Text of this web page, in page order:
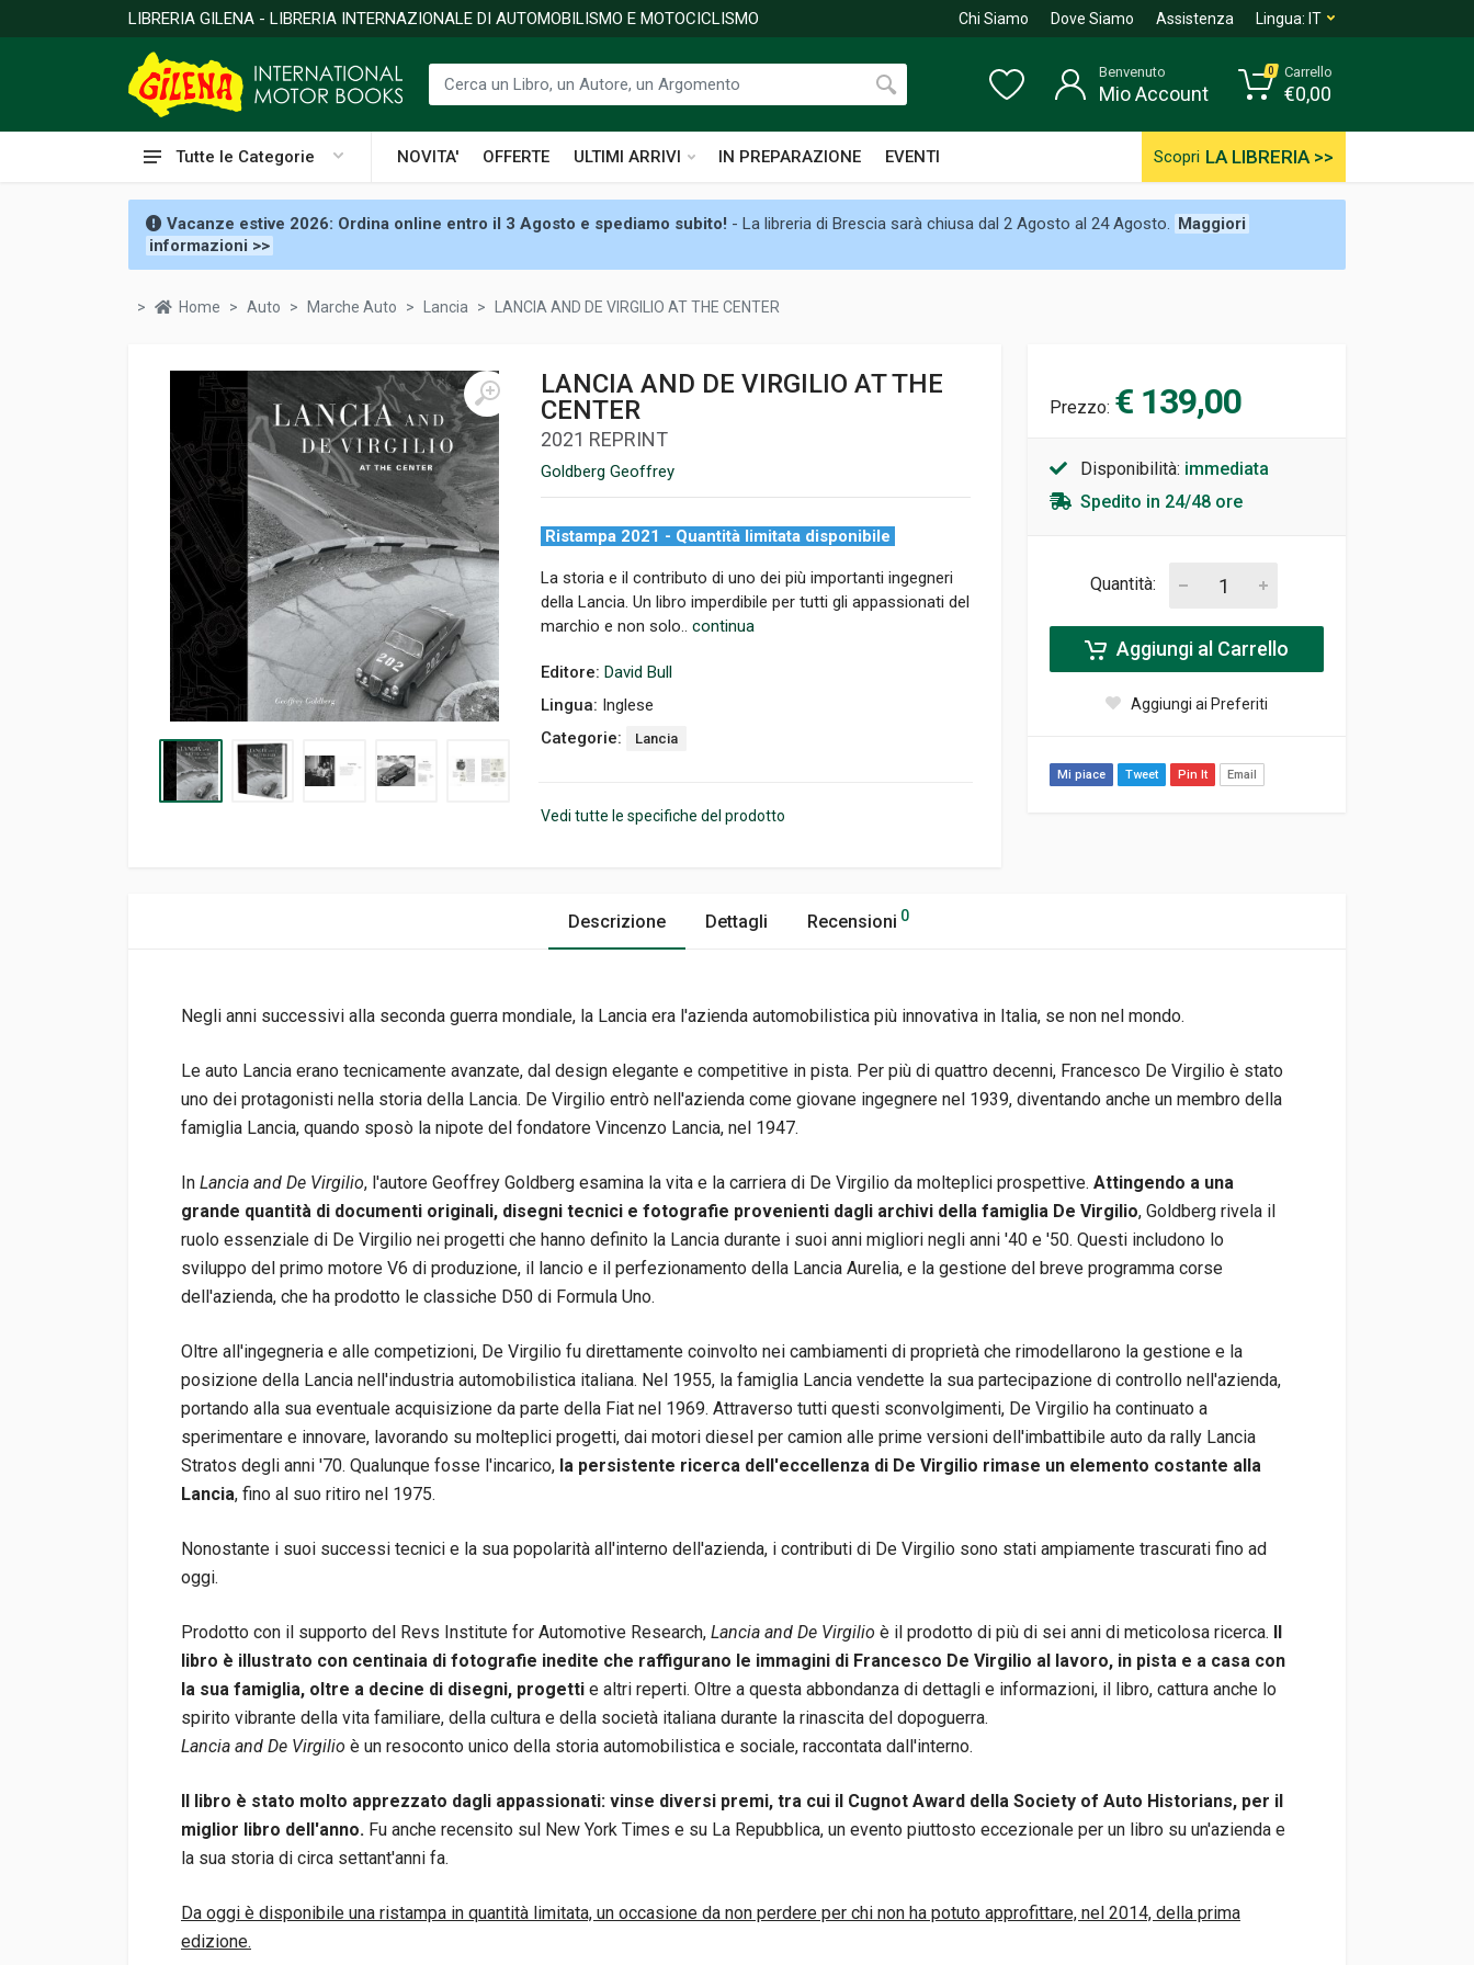
LIBRERIA GILENA - LIBRERIA INTERNAZIONALE DI AUTOMOBILISMO E MOTOCICLISMO Chi Siamo Dove Siamo Assistenza Lingua: IT
Tutte le Categorie NOVITA' OFFERTE ULTIMI ARRIVI IN PREPARAZIONE EVENTI Scopri LA LIBRERIA >>
Benvenuto
Mio Account
0 Carrello
€0,00
Vacanze estive 2026: Ordina online entro il 3 Agosto e spediamo subito! - La libreria di Brescia sarà chiusa dal 2 Agosto al 24 Agosto. Maggiori
informazioni >>
Home Auto Marche Auto Lancia LANCIA AND DE VIRGILIO AT THE CENTER
LANCIA AND DE VIRGILIO AT THE
CENTER
2021 REPRINT
Goldberg Geoffrey
Ristampa 2021 - Quantità limitata disponibile
La storia e il contributo di uno dei più importanti ingegneri
della Lancia. Un libro imperdibile per tutti gli appassionati del
marchio e non solo.. continua
Editore: David Bull
Lingua: Inglese
Categorie:
Lancia
Vedi tutte le specifiche del prodotto
Prezzo: € 139,00
Disponibilità: immediata
Spedito in 24/48 ore
Quantità:
Aggiungi al Carrello
Aggiungi ai Preferiti
Mi piace Tweet Pin It Email
Descrizione Dettagli Recensioni 0
Negli anni successivi alla seconda guerra mondiale, la Lancia era l'azienda automobilistica più innovativa in Italia, se non nel mondo.
Le auto Lancia erano tecnicamente avanzate, dal design elegante e competitive in pista. Per più di quattro decenni, Francesco De Virgilio è stato
uno dei protagonisti nella storia della Lancia. De Virgilio entrò nell'azienda come giovane ingegnere nel 1939, diventando anche un membro della
famiglia Lancia, quando sposò la nipote del fondatore Vincenzo Lancia, nel 1947.
In Lancia and De Virgilio, l'autore Geoffrey Goldberg esamina la vita e la carriera di De Virgilio da molteplici prospettive. Attingendo a una
grande quantità di documenti originali, disegni tecnici e fotografie provenienti dagli archivi della famiglia De Virgilio, Goldberg rivela il
ruolo essenziale di De Virgilio nei progetti che hanno definito la Lancia durante i suoi anni migliori negli anni '40 e '50. Questi includono lo
sviluppo del primo motore V6 di produzione, il lancio e il perfezionamento della Lancia Aurelia, e la gestione del breve programma corse
dell'azienda, che ha prodotto le classiche D50 di Formula Uno.
Oltre all'ingegneria e alle competizioni, De Virgilio fu direttamente coinvolto nei cambiamenti di proprietà che rimodellarono la gestione e la
posizione della Lancia nell'industria automobilistica italiana. Nel 1955, la famiglia Lancia vendette la sua partecipazione di controllo nell'azienda,
portando alla sua eventuale acquisizione da parte della Fiat nel 1969. Attraverso tutti questi sconvolgimenti, De Virgilio ha continuato a
sperimentare e innovare, lavorando su molteplici progetti, dai motori diesel per camion alle prime versioni dell'imbattibile auto da rally Lancia
Stratos degli anni '70. Qualunque fosse l'incarico, la persistente ricerca dell'eccellenza di De Virgilio rimase un elemento costante alla
Lancia, fino al suo ritiro nel 1975.
Nonostante i suoi successi tecnici e la sua popolarità all'interno dell'azienda, i contributi di De Virgilio sono stati ampiamente trascurati fino ad
oggi.
Prodotto con il supporto del Revs Institute for Automotive Research, Lancia and De Virgilio è il prodotto di più di sei anni di meticolosa ricerca. Il
libro è illustrato con centinaia di fotografie inedite che raffigurano le immagini di Francesco De Virgilio al lavoro, in pista e a casa con
la sua famiglia, oltre a decine di disegni, progetti e altri reperti. Oltre a questa abbondanza di dettagli e informazioni, il libro, cattura anche lo
spirito vibrante della vita familiare, della cultura e della società italiana durante la rinascita del dopoguerra.
Lancia and De Virgilio è un resoconto unico della storia automobilistica e sociale, raccontata dall'interno.
Il libro è stato molto apprezzato dagli appassionati: vinse diversi premi, tra cui il Cugnot Award della Society of Auto Historians, per il
miglior libro dell'anno. Fu anche recensito sul New York Times e su La Repubblica, un evento piuttosto eccezionale per un libro su un'azienda e
la sua storia di circa settant'anni fa.
Da oggi è disponibile una ristampa in quantità limitata, un occasione da non perdere per chi non ha potuto approfittare, nel 2014, della prima
edizione.